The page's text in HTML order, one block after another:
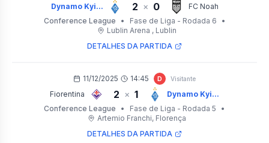
Dynamo Kyi... 2 × 0
FC Noah
Conference League
• Fase de Liga - Rodada 6
•
Lublin Arena , Lublin
DETALHES DA PARTIDA
11/12/2025 14:45 D Visitante
Fiorentina 2 × 1
Dynamo Kyi...
Conference League
• Fase de Liga - Rodada 5
•
Artemio Franchi, Florença
DETALHES DA PARTIDA